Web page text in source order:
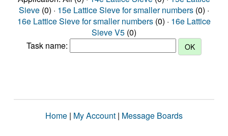
Sieve (0) · 15e Lattice Sieve for smaller numbers (0) ·
16e Lattice Sieve for smaller numbers (0) · 16e Lattice
Sieve V5 (0)
Task name:
Home | My Account | Message Boards